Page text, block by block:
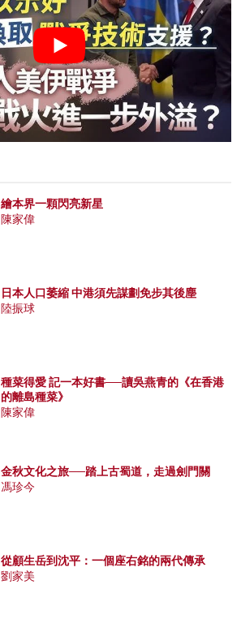
繪本界一顆閃亮新星
陳家偉
日本人口萎縮 中港須先謀劃免步其後塵
陸振球
種菜得愛 記一本好書──讀吳燕青的《在香港
的離島種菜》
陳家偉
金秋文化之旅──踏上古蜀道，走過劍門關
馮珍今
從顧生岳到沈平：一個座右銘的兩代傳承
劉家美